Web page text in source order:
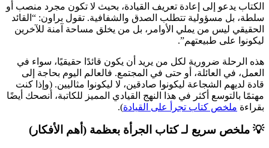
الكتاب يدعو إلى إعادة تعريف القيادة، بحيث لا تكون مجرد منصب أو
سلطة، بل مسؤولية تتطلب الصدق والشفافية. تقول براون: “القائد
الحقيقي ليس من يملي الأوامر، بل من يخلق مساحة آمنة للآخرين
ليكونوا على طبيعتهم”.
هذه الرحلة ضرورية لكل من يريد أن يكون قائدًا حقيقيًا، سواء في
العمل، في العائلة، أو حتى في المجتمع. فالعالم اليوم بحاجة إلى
قادة لديهم الشجاعة ليكونوا صادقين، لا ليكونوا مثاليين. (وإذا كنت
مهتمًا بالتوسع أكثر في هذا النهج القيادي المميز للكاتبة، أنصحك أيضًا
بقراءة ملخص كتاب تجرأ على القيادة).
💡 ملخص سريع لـ كتاب الجرأة بعظمة (أهم الأفكار)